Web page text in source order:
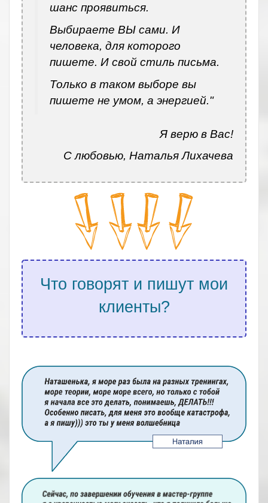
шанс проявиться.
Выбираете ВЫ сами. И
человека, для которого
пишете. И свой стиль письма.
Только в таком выборе вы
пишете не умом, а энергией."
Я верю в Вас!
С любовью, Наталья Лихачева
Что говорят и пишут мои
клиенты?